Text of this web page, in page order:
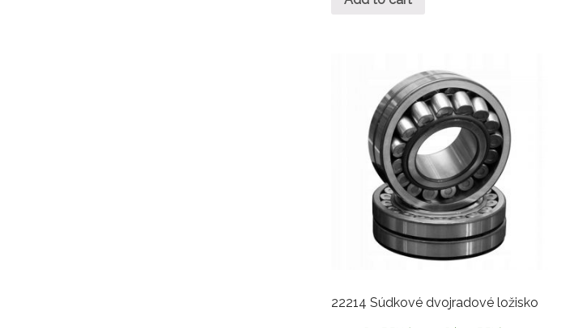
22214 Súdkové dvojradové ložisko